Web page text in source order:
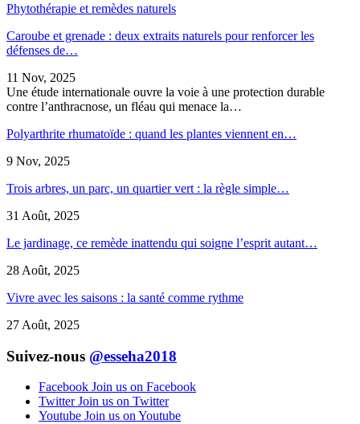
Phytothérapie et remèdes naturels
Caroube et grenade : deux extraits naturels pour renforcer les
défenses de…
11 Nov, 2025
Une étude internationale ouvre la voie à une protection durable
contre l’anthracnose, un fléau qui menace la…
Polyarthrite rhumatoïde : quand les plantes viennent en…
9 Nov, 2025
Trois arbres, un parc, un quartier vert : la règle simple…
31 Août, 2025
Le jardinage, ce remède inattendu qui soigne l’esprit autant…
28 Août, 2025
Vivre avec les saisons : la santé comme rythme
27 Août, 2025
Suivez-nous @esseha2018
Facebook Join us on Facebook
Twitter Join us on Twitter
Youtube Join us on Youtube